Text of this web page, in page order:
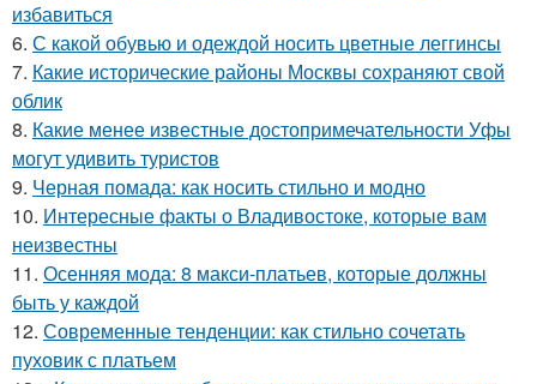
избавиться
6. С какой обувью и одеждой носить цветные леггинсы
7. Какие исторические районы Москвы сохраняют свой
облик
8. Какие менее известные достопримечательности Уфы
могут удивить туристов
9. Черная помада: как носить стильно и модно
10. Интересные факты о Владивостоке, которые вам
неизвестны
11. Осенняя мода: 8 макси-платьев, которые должны
быть у каждой
12. Современные тенденции: как стильно сочетать
пуховик с платьем